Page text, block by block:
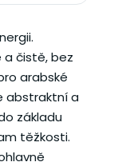
čistě, bez
arabské
abstraktní a
základu
těžkosti.